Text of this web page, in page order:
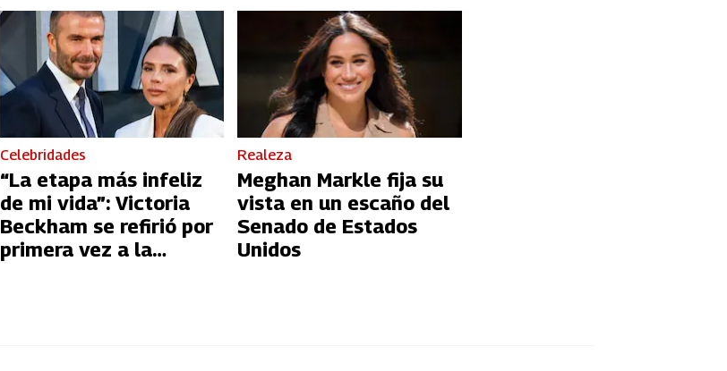
Celebridades
“La etapa más infeliz
de mi vida”: Victoria
Beckham se refirió por
primera vez a la
Realeza
Meghan Markle fija su
vista en un escaño del
Senado de Estados
Unidos